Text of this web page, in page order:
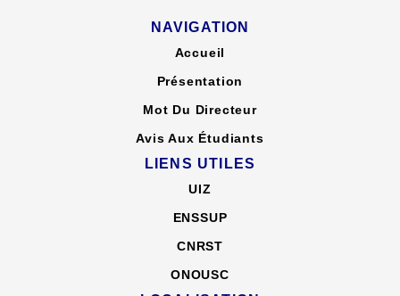
NAVIGATION
Accueil
Présentation
Mot Du Directeur
Avis Aux Étudiants
LIENS UTILES
UIZ
ENSSUP
CNRST
ONOUSC